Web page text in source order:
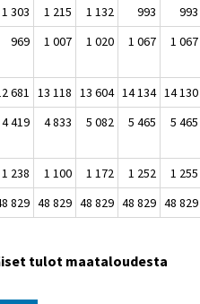
1 303 1 215 1 132 993 993
969 1 007 1 020 1 067 1 067
681 13 118 13 604 14 134 14 130
4 419 4 833 5 082 5 465 5 465
1 238 1 100 1 172 1 252 1 255
829 48 829 48 829 48 829 48 829
tulot maataloudesta